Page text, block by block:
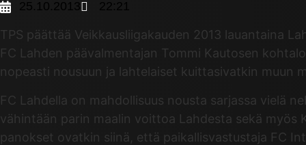
25.10.2013 22:21
TPS päättää Veikkausliigakauden 2013 lauantaina
FC Lahden päävalmentajan Tommi Kautosen
nopeasti nousuun ja lahtelaiset kuittasivatkin muun
FC Lahdella on mahdollisuus nousta sarjassa vielä
vähintään parin maalin voittoa Lahdesta sekä myös
panokset ovatkin siinä, että paikallisvastustaja FC